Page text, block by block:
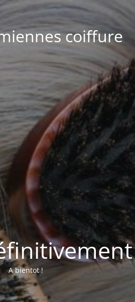
coiffure
A bientot !